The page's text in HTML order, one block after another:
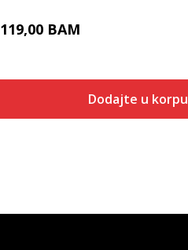
119,00 BAM
Dodajte u korpu